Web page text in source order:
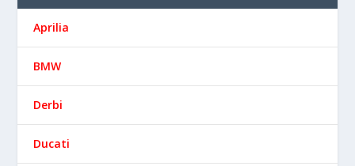
Aprilia
BMW
Derbi
Ducati